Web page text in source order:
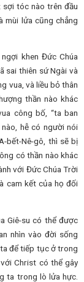
sợi tóc nào trên đầu
mùi lửa cũng chẳng
khen Đức Chúa
sai thiên sứ Ngài và
vua, và liều bỏ thân
thần nào khác
công bố, “ta ban
hễ có người nói
bết-Nê-gô, thì sẽ bị
có thần nào khác
với Đức Chúa Trời
cam kết của họ đối
Giê-su có thể được
nhìn vào đời sống
để tiếp tục ở trong
Christ có thể gây
ta trong lò lửa hực.